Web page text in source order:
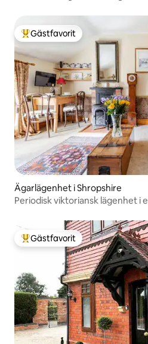
Populär gästfavorit
Gästfavorit
Ägarlägenhet i Shropshire
Periodisk viktoriansk lägenhet i
Populär gästfavorit
Gästfavorit